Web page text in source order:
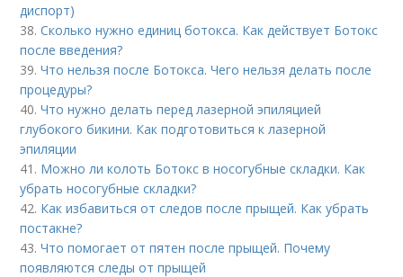
диспорт)
38.Сколько нужно единиц ботокса. Как действует Ботокс
после введения?
39.Что нельзя после Ботокса. Чего нельзя делать после
процедуры?
40.Что нужно делать перед лазерной эпиляцией
глубокого бикини. Как подготовиться к лазерной
эпиляции
41. Можно ли колоть Ботокс в носогубные складки. Как
убрать носогубные складки?
42. Как избавиться от следов после прыщей. Как убрать
постакне?
43.Что помогает от пятен после прыщей. Почему
появляются следы от прыщей